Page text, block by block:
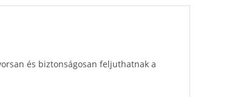
és biztonságosan feljuthatnak a